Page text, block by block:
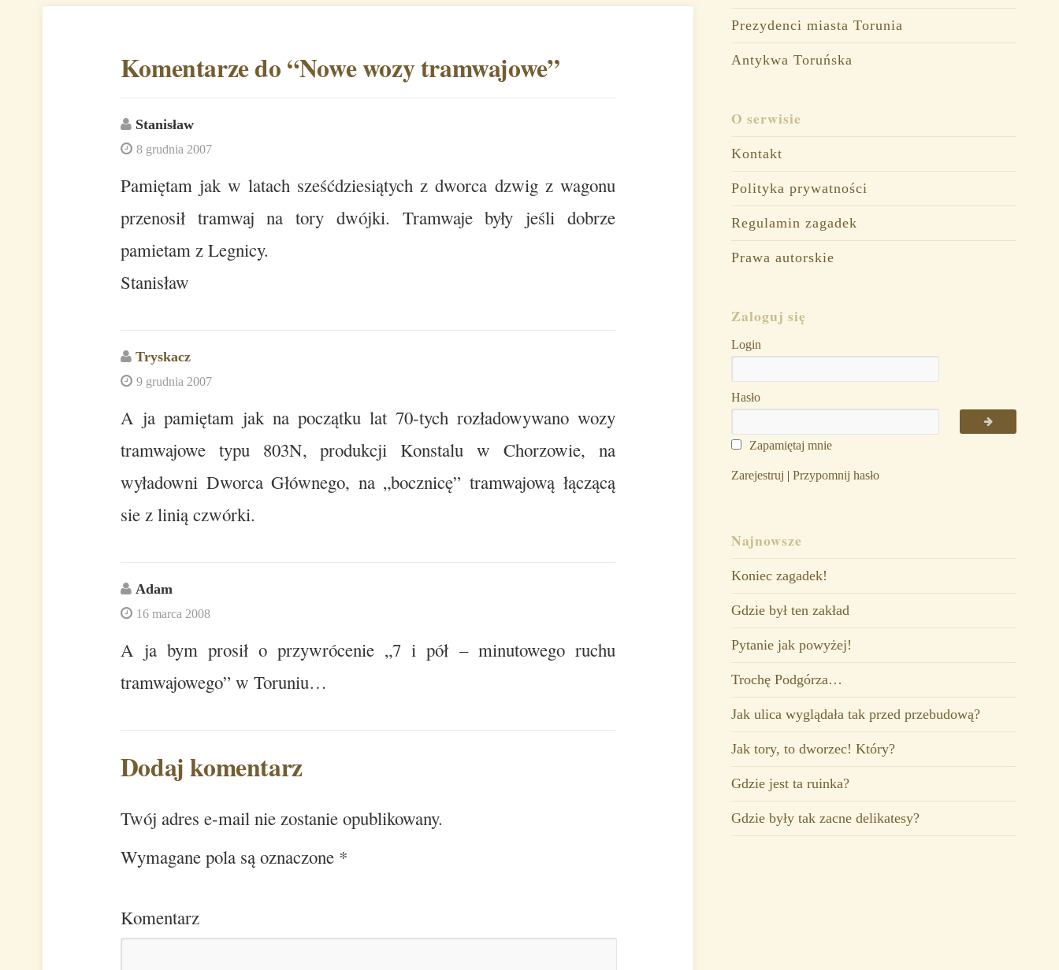
Komentarze do “Nowe wozy tramwajowe”
Stanisław
8 grudnia 2007
Pamiętam jak w latach sześćdziesiątych z dworca dzwig z wagonu
przenosił tramwaj na tory dwójki. Tramwaje były jeśli dobrze
pamietam z Legnicy.
Stanisław
Tryskacz
9 grudnia 2007
A ja pamiętam jak na początku lat 70-tych rozładowywano wozy
tramwajowe typu 803N, produkcji Konstalu w Chorzowie, na
wyładowni Dworca Głównego, na „bocznicę” tramwajową łączącą
sie z linią czwórki.
Adam
16 marca 2008
A ja bym prosił o przywrócenie „7 i pół – minutowego ruchu
tramwajowego” w Toruniu…
Dodaj komentarz
Twój adres e-mail nie zostanie opublikowany.
Wymagane pola są oznaczone *
Komentarz
Prezydenci miasta Torunia
Antykwa Toruńska
O serwisie
Kontakt
Polityka prywatności
Regulamin zagadek
Prawa autorskie
Zaloguj się
Login
Hasło
Zapamiętaj mnie
Zarejestruj | Przypomnij hasło
Najnowsze
Koniec zagadek!
Gdzie był ten zakład
Pytanie jak powyżej!
Trochę Podgórza…
Jak ulica wyglądała tak przed przebudową?
Jak tory, to dworzec! Który?
Gdzie jest ta ruinka?
Gdzie były tak zacne delikatesy?